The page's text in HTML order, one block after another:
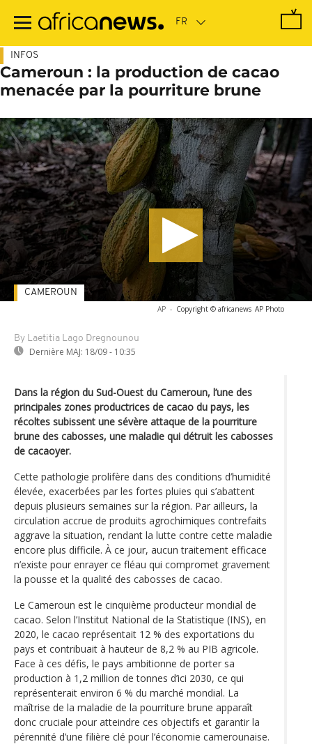
contenu
INFOS
Cameroun : la production de cacao
menacée par la pourriture brune
AP - Copyright © africanews AP Photo
By Laetitia Lago Dregnounou
Dernière MAJ: 18/09 - 10:35
CAMEROUN
Dans la région du Sud-Ouest du Cameroun, l’une des
principales zones productrices de cacao du pays, les
récoltes subissent une sévère attaque de la pourriture
brune des cabosses, une maladie qui détruit les cabosses
de cacaoyer.
Cette pathologie prolifère dans des conditions d’humidité
élevée, exacerbées par les fortes pluies qui s’abattent
depuis plusieurs semaines sur la région. Par ailleurs, la
circulation accrue de produits agrochimiques contrefaits
aggrave la situation, rendant la lutte contre cette maladie
encore plus difficile. À ce jour, aucun traitement efficace
n’existe pour enrayer ce fléau qui compromet gravement
la pousse et la qualité des cabosses de cacao.
Le Cameroun est le cinquième producteur mondial de
cacao. Selon l’Institut National de la Statistique (INS), en
2020, le cacao représentait 12 % des exportations du
pays et contribuait à hauteur de 8,2 % au PIB agricole.
Face à ces défis, le pays ambitionne de porter sa
production à 1,2 million de tonnes d’ici 2030, ce qui
représenterait environ 6 % du marché mondial. La
maîtrise de la maladie de la pourriture brune apparaît
donc cruciale pour atteindre ces objectifs et garantir la
pérennité d’une filière clé pour l’économie camerounaise.